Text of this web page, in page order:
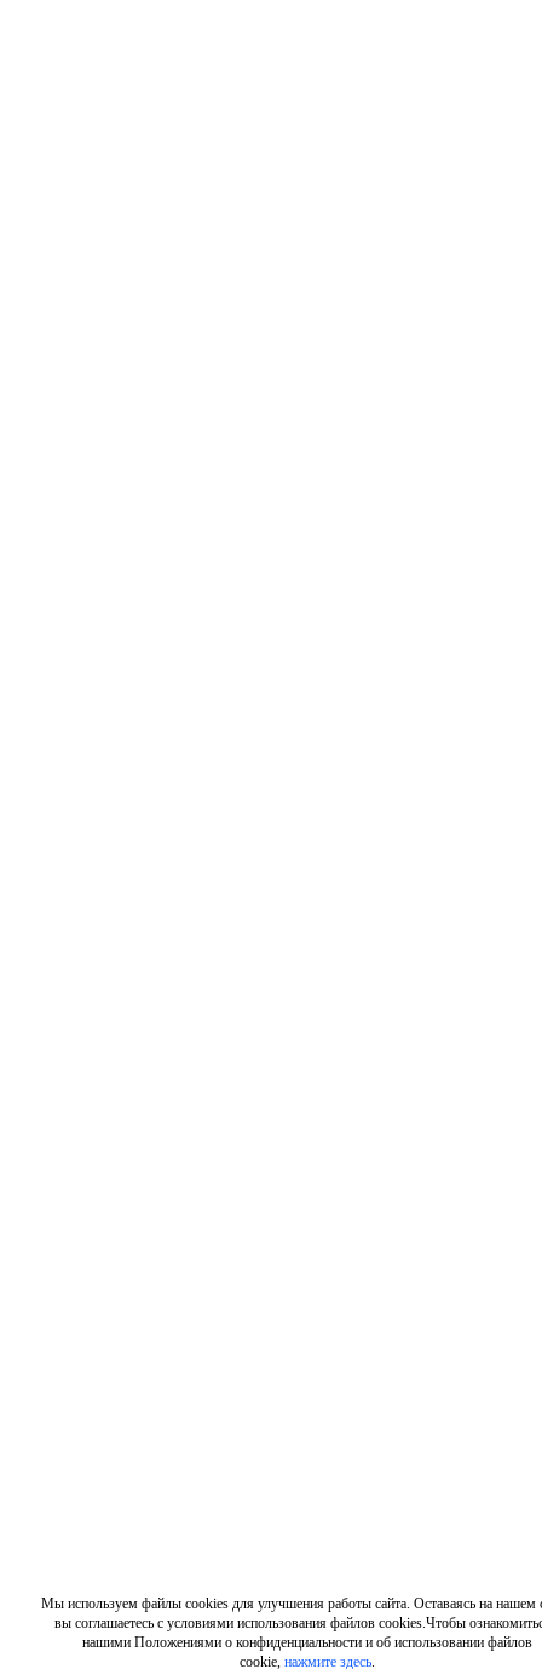
Мы используем файлы cookies для улучшения работы сайта. Оставаясь на нашем
вы соглашаетесь с условиями использования файлов cookies.Чтобы
нашими Положениями о конфиденциальности и об использовании файлов
cookie, нажмите здесь.